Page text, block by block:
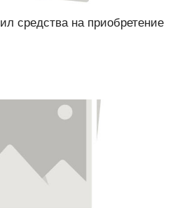
средства на приобретение